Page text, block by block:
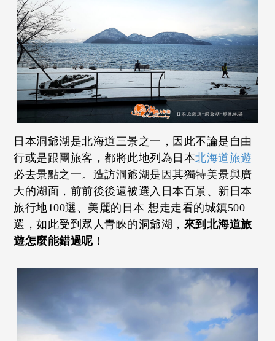
日本洞爺湖是北海道三景之一，因此不論是自由
行或是跟團旅客，都將此地列為日本北海道旅遊
必去景點之一。造訪洞爺湖是因其獨特美景與廣
大的湖面，前前後後還被選入日本百景、新日本
旅行地100選、美麗的日本 想走走看的城鎮500
選，如此受到眾人青睞的洞爺湖， 來到北海道旅
遊怎麼能錯過呢！